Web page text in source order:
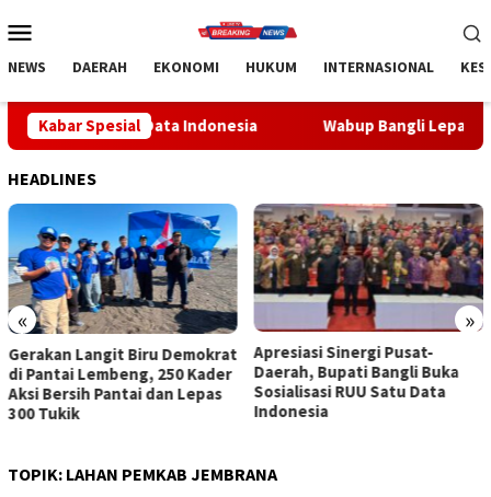
ke
Mobile
NEWS DAERAH EKONOMI HUKUM INTERNASIONAL
Kabar Spesial
Data Indonesia Wabup Bangli Lepas Jalan Santai,
HEADLINES
« »
Apresiasi Sinergi Pusat-
Daerah, Bupati Bangli Buka
Sosialisasi RUU Satu Data
Indonesia
Wabup Bangli Lepas Jalan
Santai, Awali Rangkaian
Peringatan HUT ke-81
Kemerdekaan RI
TOPIK: LAHAN PEMKAB JEMBRANA